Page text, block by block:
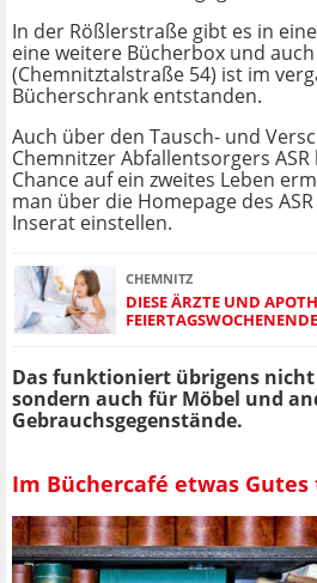
In der Rößlerstraße gibt es in
eine weitere Bücherbox und auch
(Chemnitztalstraße 54) ist im
Bücherschrank entstanden.
Auch über den Tausch- und
Chemnitzer Abfallentsorgers
Chance auf ein zweites Leben
man über die Homepage des
Inserat einstellen.
CHEMNITZ
DIESE ÄRZTE UND
Das funktioniert übrigens
sondern auch für Möbel und
Gebrauchsgegenstände.
Im Büchercafé etwas Gutes